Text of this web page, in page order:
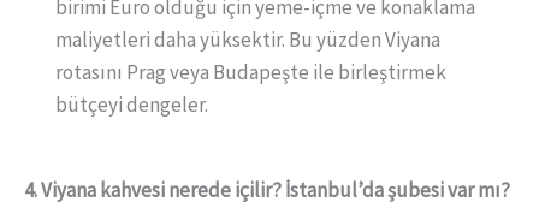
birimi Euro olduğu için yeme-içme ve konaklama
maliyetleri daha yüksektir. Bu yüzden Viyana
rotasını Prag veya Budapeşte ile birleştirmek
bütçeyi dengeler.
4. Viyana kahvesi nerede içilir? İstanbul’da şubesi var mı?